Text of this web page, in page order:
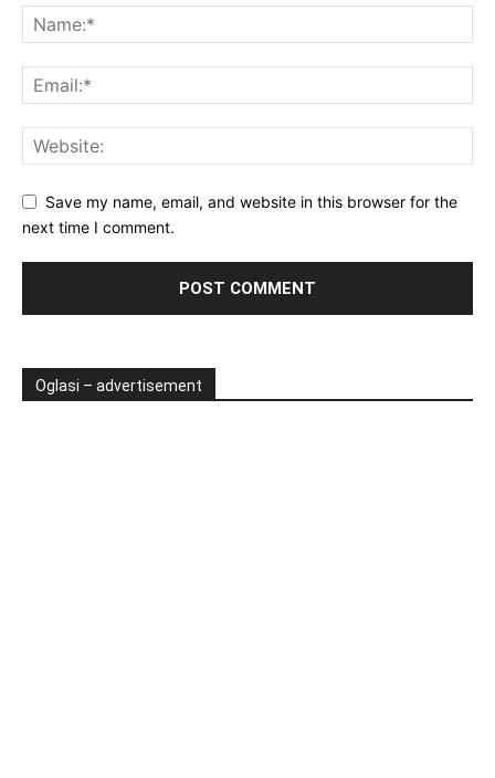
Save my name, email, and website in this browser for the
next time I comment.
Oglasi – advertisement